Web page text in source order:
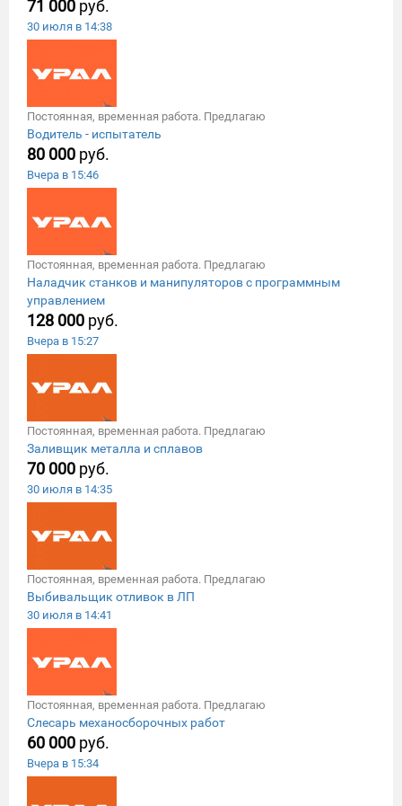
71 000 руб.
30 июля в 14:38
Постоянная, временная работа. Предлагаю
Водитель - испытатель
80 000 руб.
Вчера в 15:46
Постоянная, временная работа. Предлагаю
Наладчик станков и манипулятоpoв c пpoгpаммным
управлениeм
128 000 руб.
Вчера в 15:27
Постоянная, временная работа. Предлагаю
Заливщик металла и сплавов
70 000 руб.
30 июля в 14:35
Постоянная, временная работа. Предлагаю
Выбивальщик отливок в ЛП
30 июля в 14:41
Постоянная, временная работа. Предлагаю
Слесарь механосборочных работ
60 000 руб.
Вчера в 15:34